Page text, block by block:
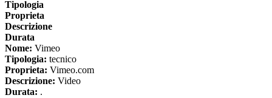
Tipologia
Proprieta
Descrizione
Durata
Nome: Vimeo
Tipologia: tecnico
Proprieta: Vimeo.com
Descrizione: Video
Durata: .